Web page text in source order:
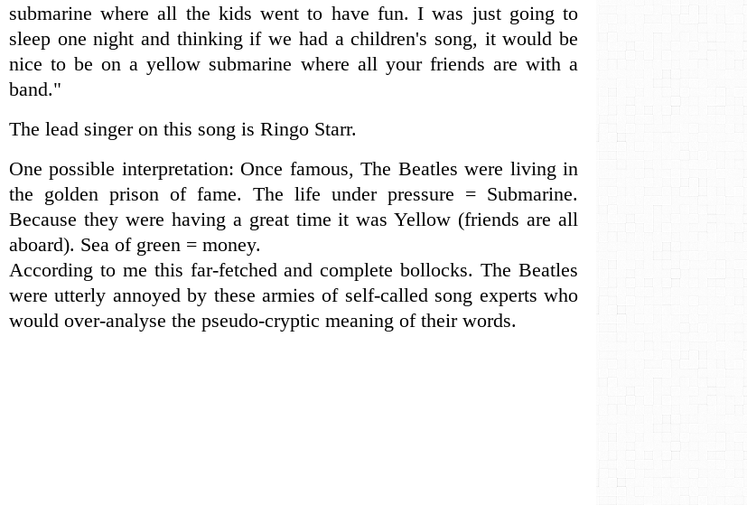
submarine where all the kids went to have fun. I was just going to
sleep one night and thinking if we had a children's song, it would be
nice to be on a yellow submarine where all your friends are with a
band."
The lead singer on this song is Ringo Starr.
One possible interpretation: Once famous, The Beatles were living in
the golden prison of fame. The life under pressure = Submarine.
Because they were having a great time it was Yellow (friends are all
aboard). Sea of green = money.
According to me this far-fetched and complete bollocks. The Beatles
were utterly annoyed by these armies of self-called song experts who
would over-analyse the pseudo-cryptic meaning of their words.